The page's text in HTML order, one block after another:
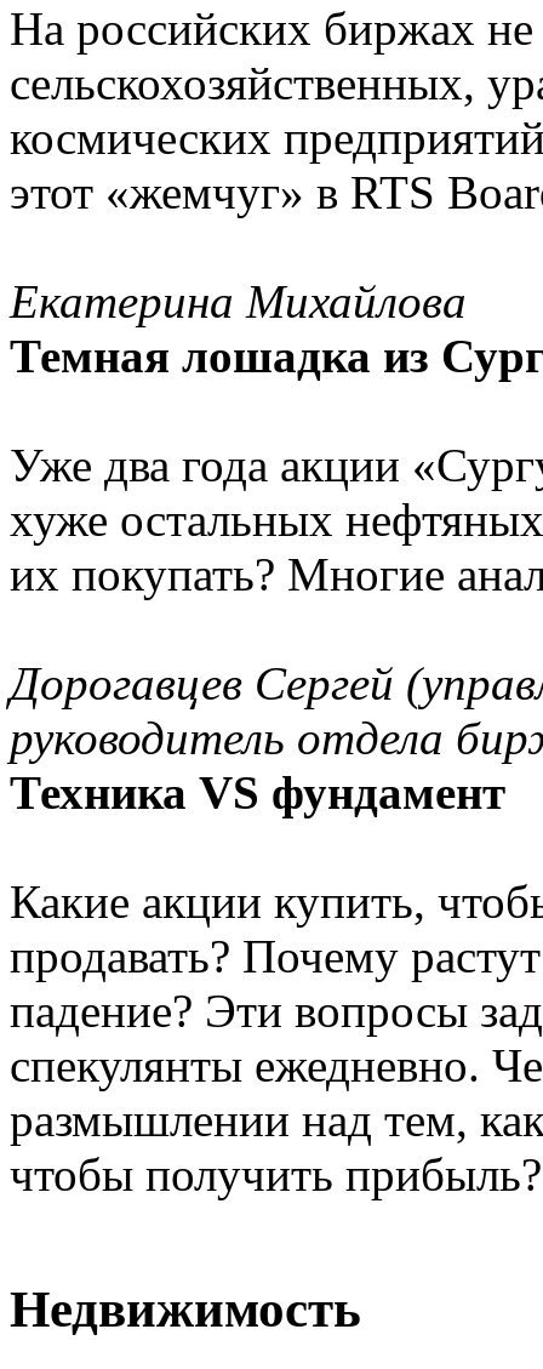
На российских биржах
сельскохозяйственных,
космических
этот «жемчуг» в RTS
Екатерина Михайлова
Темная лошадка из
Уже два года акции
хуже остальных
их покупать? Многие
Дорогавцев Сергей
руководитель отдела
Техника VS фундамент
Какие акции купить,
продавать? Почему
падение? Эти вопросы
спекулянты ежедневно.
размышлении над тем,
чтобы получить прибыль?
Недвижимость